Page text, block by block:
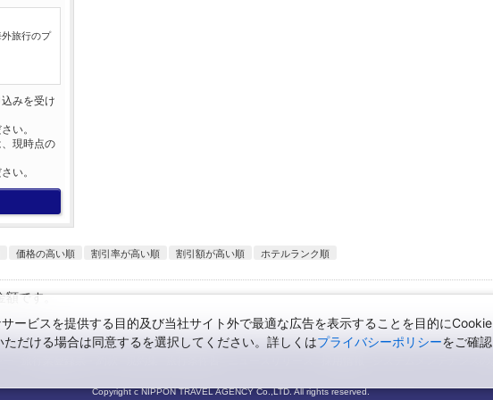
旅行のプ
みを受け
い。
現時点の
い。
価格の高い順 割引率が高い順 割引額が高い順 ホテルランク順
額です。
Copyright c NIPPON TRAVEL AGENCY Co.,LTD. All rights reserved.
ービスを提供する目的及び当社サイト外で最適な広告を表示することを目的にCookie
だける場合は同意するを選択してください。詳しくはプライバシーポリシーをご確認